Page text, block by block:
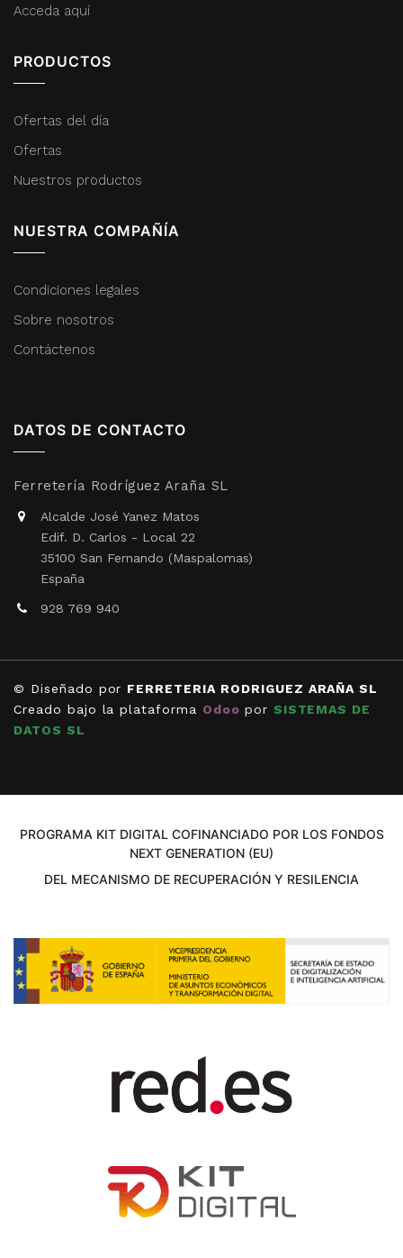
Acceda aquí
PRODUCTOS
Ofertas del día
Ofertas
Nuestros productos
NUESTRA COMPAÑÍA
Condiciones legales
Sobre nosotros
Contáctenos
DATOS DE CONTACTO
Ferretería Rodríguez Araña SL
Alcalde José Yanez Matos
Edif. D. Carlos - Local 22
35100 San Fernando (Maspalomas)
España
928 769 940
© Diseñado por FERRETERIA RODRIGUEZ ARAÑA SL
Creado bajo la plataforma Odoo por SISTEMAS DE
DATOS SL
PROGRAMA KIT DIGITAL COFINANCIADO POR LOS FONDOS
NEXT GENERATION (EU)
DEL MECANISMO DE RECUPERACIÓN Y RESILENCIA